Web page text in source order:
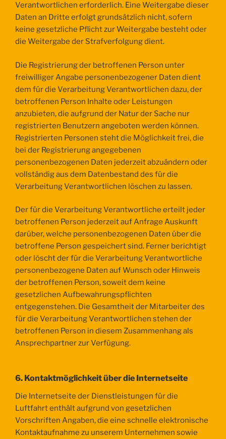
Verantwortlichen erforderlich. Eine Weitergabe dieser
Daten an Dritte erfolgt grundsätzlich nicht, sofern
keine gesetzliche Pflicht zur Weitergabe besteht oder
die Weitergabe der Strafverfolgung dient.
Die Registrierung der betroffenen Person unter
freiwilliger Angabe personenbezogener Daten dient
dem für die Verarbeitung Verantwortlichen dazu, der
betroffenen Person Inhalte oder Leistungen
anzubieten, die aufgrund der Natur der Sache nur
registrierten Benutzern angeboten werden können.
Registrierten Personen steht die Möglichkeit frei, die
bei der Registrierung angegebenen
personenbezogenen Daten jederzeit abzuändern oder
vollständig aus dem Datenbestand des für die
Verarbeitung Verantwortlichen löschen zu lassen.
Der für die Verarbeitung Verantwortliche erteilt jeder
betroffenen Person jederzeit auf Anfrage Auskunft
darüber, welche personenbezogenen Daten über die
betroffene Person gespeichert sind. Ferner berichtigt
oder löscht der für die Verarbeitung Verantwortliche
personenbezogene Daten auf Wunsch oder Hinweis
der betroffenen Person, soweit dem keine
gesetzlichen Aufbewahrungspflichten
entgegenstehen. Die Gesamtheit der Mitarbeiter des
für die Verarbeitung Verantwortlichen stehen der
betroffenen Person in diesem Zusammenhang als
Ansprechpartner zur Verfügung.
6. Kontaktmöglichkeit über die Internetseite
Die Internetseite der Dienstleistungen für die
Luftfahrt enthält aufgrund von gesetzlichen
Vorschriften Angaben, die eine schnelle elektronische
Kontaktaufnahme zu unserem Unternehmen sowie